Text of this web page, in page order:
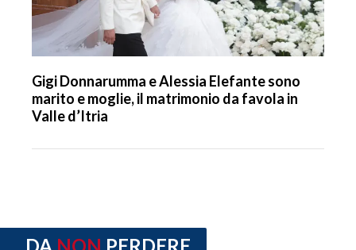
Gigi Donnarumma e Alessia Elefante sono
marito e moglie, il matrimonio da favola in
Valle d’Itria